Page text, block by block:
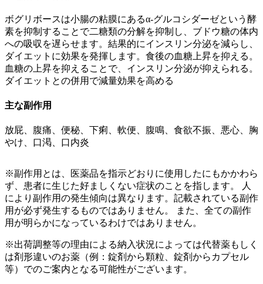
ボグリボースは小腸の粘膜にあるα-グルコシダーゼという酵
素を抑制することで二糖類の分解を抑制し、ブドウ糖の体内
への吸収を遅らせます。結果的にインスリン分泌を減らし、
ダイエットに効果を発揮します。食後の血糖上昇を抑える。
血糖の上昇を抑えることで、インスリン分泌が抑えられる。
ダイエットとの併用で減量効果を高める
主な副作用
放屁、腹痛、便秘、下痢、軟便、腹鳴、食欲不振、悪心、胸
やけ、口渇、口内炎
※副作用とは、医薬品を指示どおりに使用したにもかかわら
ず、患者に生じた好ましくない症状のことを指します。 人
により副作用の発生傾向は異なります。記載されている副作
用が必ず発生するものではありません。 また、全ての副作
用が明らかになっているわけではありません。
※出荷調整等の理由による納入状況によっては代替薬もしく
は剤形違いのお薬（例：錠剤から顆粒、錠剤からカプセル
等）でのご案内となる可能性がございます。